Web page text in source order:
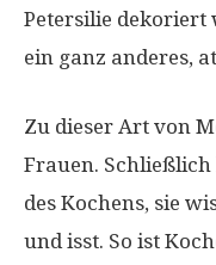
Petersilie dekoriert
ein ganz anderes,
Zu dieser Art von
Frauen.
des Kochens, sie
und isst. So ist